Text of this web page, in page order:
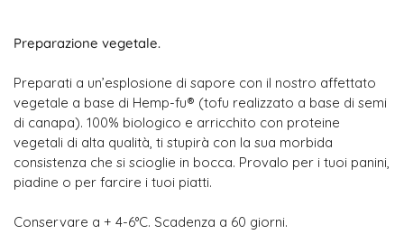
Preparazione vegetale.
Preparati a un’esplosione di sapore con il nostro affettato
vegetale a base di Hemp-fu® (tofu realizzato a base di semi
di canapa). 100% biologico e arricchito con proteine
vegetali di alta qualità, ti stupirà con la sua morbida
consistenza che si scioglie in bocca. Provalo per i tuoi panini,
piadine o per farcire i tuoi piatti.
Conservare a + 4-6°C. Scadenza a 60 giorni.